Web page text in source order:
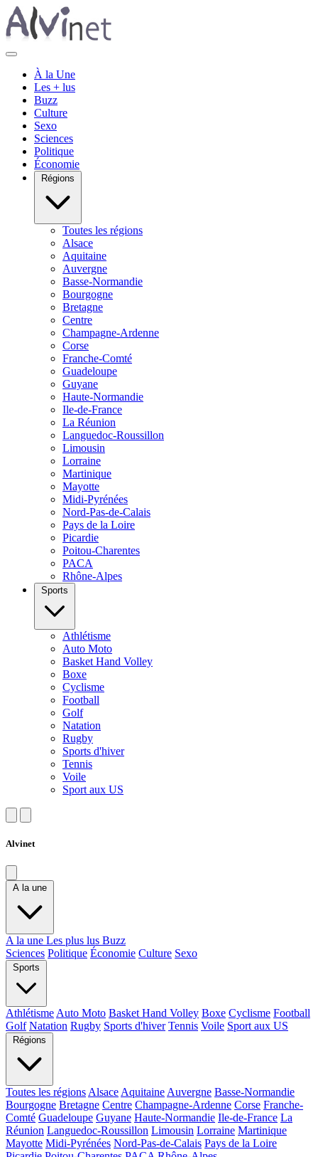
À la Une
Les + lus
Buzz
Culture
Sexo
Sciences
Politique
Économie
Régions
Toutes les régions
Alsace
Aquitaine
Auvergne
Basse-Normandie
Bourgogne
Bretagne
Centre
Champagne-Ardenne
Corse
Franche-Comté
Guadeloupe
Guyane
Haute-Normandie
Ile-de-France
La Réunion
Languedoc-Roussillon
Limousin
Lorraine
Martinique
Mayotte
Midi-Pyrénées
Nord-Pas-de-Calais
Pays de la Loire
Picardie
Poitou-Charentes
PACA
Rhône-Alpes
Sports
Athlétisme
Auto Moto
Basket Hand Volley
Boxe
Cyclisme
Football
Golf
Natation
Rugby
Sports d'hiver
Tennis
Voile
Sport aux US
Alvinet
A la une
A la une Les plus lus Buzz
Sciences Politique Économie Culture Sexo
Sports
Athlétisme Auto Moto Basket Hand Volley Boxe Cyclisme Football
Golf Natation Rugby Sports d'hiver Tennis Voile Sport aux US
Régions
Toutes les régions Alsace Aquitaine Auvergne Basse-Normandie
Bourgogne Bretagne Centre Champagne-Ardenne Corse Franche-
Comté Guadeloupe Guyane Haute-Normandie Ile-de-France La
Réunion Languedoc-Roussillon Limousin Lorraine Martinique
Mayotte Midi-Pyrénées Nord-Pas-de-Calais Pays de la Loire